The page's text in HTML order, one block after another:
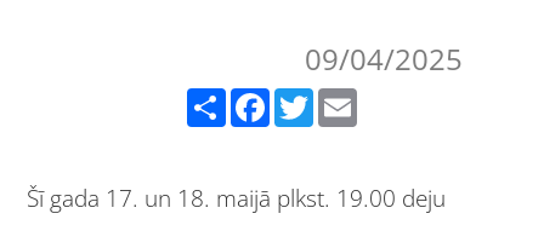
09/04/2025
Share Facebook Twitter
Šī gada 17. un 18. maijā plkst. 19.00 deju